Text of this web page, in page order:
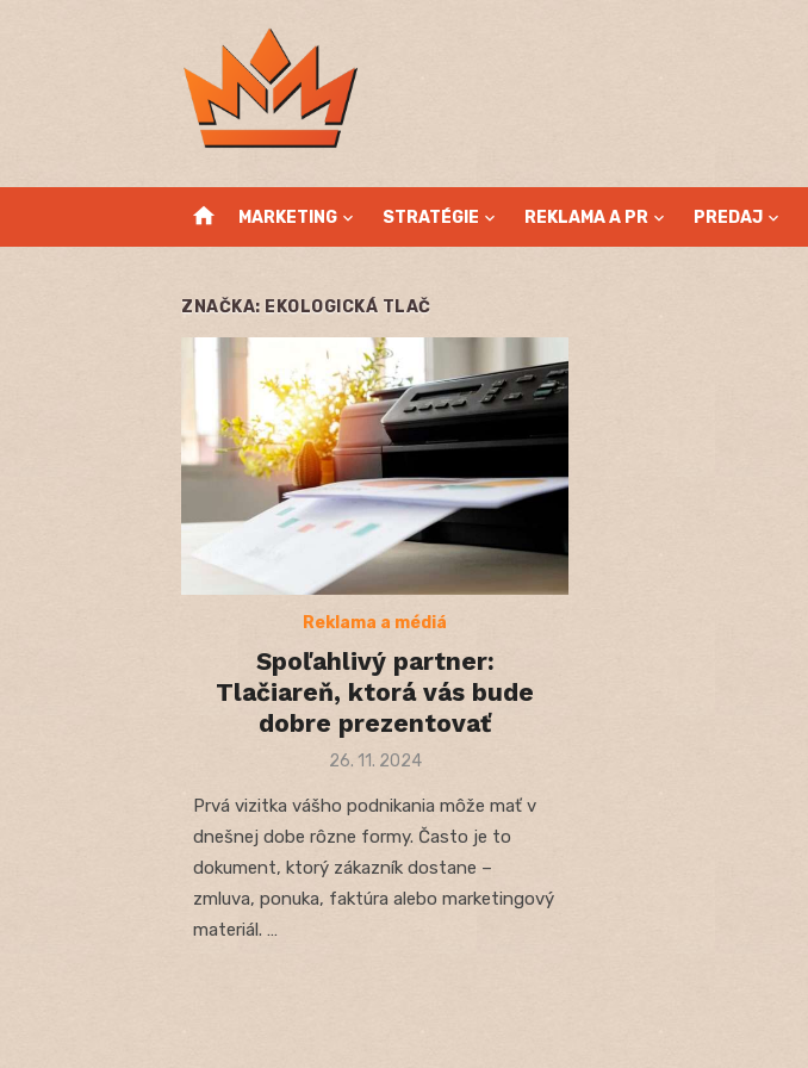
home MARKETING STRATÉGIE REKLAMA A PR PREDAJ
ZNAČKA: EKOLOGICKÁ TLAČ
Reklama a médiá
Spoľahlivý partner:
Tlačiareň, ktorá vás bude
dobre prezentovať
Posted
26. 11. 2024
Prvá vizitka vášho podnikania môže mať v
dnešnej dobe rôzne formy. Často je to
dokument, ktorý zákazník dostane –
zmluva, ponuka, faktúra alebo marketingový
materiál. …